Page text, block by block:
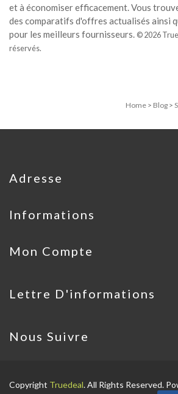
et à économiser efficacement. Vous
des comparatifs d'offres actualisés ainsi
pour les meilleurs fournisseurs. © 2026
réservés.
Home > Blog >
Adresse
Informations
Mon Compte
Lettre D'informations
Nous Suivre
Copyright Truedeal. All Rights Reserved.